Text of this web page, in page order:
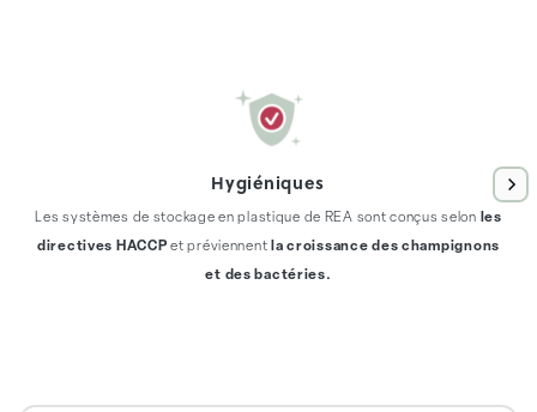
Hygiéniques
Les systèmes de stockage en plastique de REA sont conçus selon les
directives HACCP et préviennent la croissance des champignons
et des bactéries.